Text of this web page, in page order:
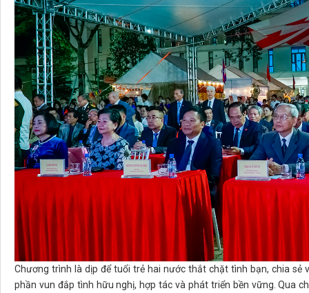
Chương trình là dịp để tuổi trẻ hai nước thắt chặt tình bạn, chia
phần vun đắp tình hữu nghị, hợp tác và phát triển bền vững. Qua